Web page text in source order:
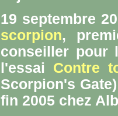
19 septembre
scorpion,
conseiller pour
l'essai Contre
Scorpion's
fin 2005 chez